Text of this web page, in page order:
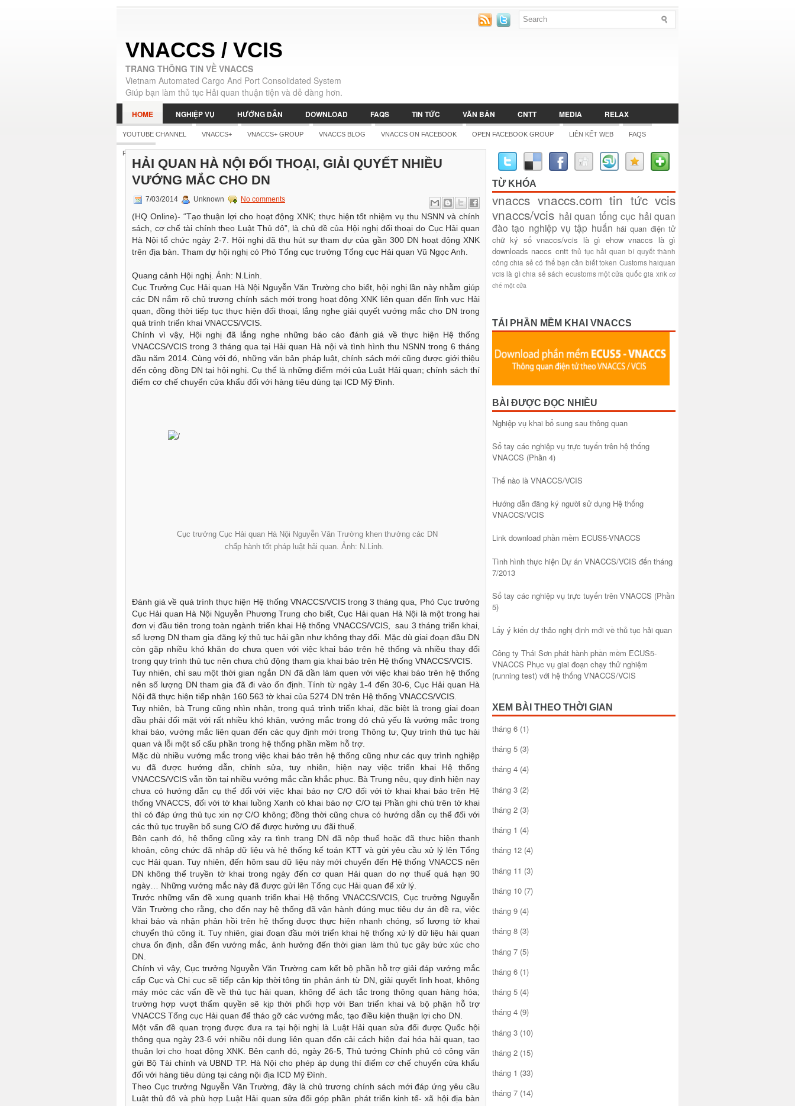
VNACCS / VCIS
TRANG THÔNG TIN VỀ VNACCS
Vietnam Automated Cargo And Port Consolidated System
Giúp bạn làm thủ tục Hải quan thuận tiện và dễ dàng hơn.
HOME NGHIỆP VỤ HƯỚNG DẪN DOWNLOAD FAQS TIN TỨC VĂN BẢN CNTT MEDIA RELAX
|ENGLISH
YOUTUBE CHANNEL VNACCS+ VNACCS+ GROUP VNACCS BLOG VNACCS ON FACEBOOK OPEN FACEBOOK GROUP LIÊN KẾT WEB FAQS
FB PAGE
HẢI QUAN HÀ NỘI ĐỐI THOẠI, GIẢI QUYẾT NHIỀU
VƯỚNG MẮC CHO DN
7/03/2014 Unknown No comments
(HQ Online)- “Tạo thuận lợi cho hoạt động XNK; thực hiện tốt nhiệm vụ thu NSNN và chính
sách, cơ chế tài chính theo Luật Thủ đô”, là chủ đề của Hội nghị đối thoại do Cục Hải quan
Hà Nội tổ chức ngày 2-7. Hội nghị đã thu hút sự tham dự của gần 300 DN hoạt động XNK
trên địa bàn. Tham dự hội nghị có Phó Tổng cục trưởng Tổng cục Hải quan Vũ Ngọc Anh.
Quang cảnh Hội nghị. Ảnh: N.Linh.
Cục Trưởng Cục Hải quan Hà Nội Nguyễn Văn Trường cho biết, hội nghị lần này nhằm giúp
các DN nắm rõ chủ trương chính sách mới trong hoạt động XNK liên quan đến lĩnh vực Hải
quan, đồng thời tiếp tục thực hiện đối thoại, lắng nghe giải quyết vướng mắc cho DN trong
quá trình triển khai VNACCS/VCIS.
Chính vì vậy, Hội nghị đã lắng nghe những báo cáo đánh giá về thực hiện Hệ thống
VNACCS/VCIS trong 3 tháng qua tại Hải quan Hà nội và tình hình thu NSNN trong 6 tháng
đầu năm 2014. Cùng với đó, những văn bản pháp luật, chính sách mới cũng được giới thiệu
đến cộng đồng DN tại hội nghị. Cụ thể là những điểm mới của Luật Hải quan; chính sách thí
điểm cơ chế chuyển cửa khẩu đối với hàng tiêu dùng tại ICD Mỹ Đình.
Cục trưởng Cục Hải quan Hà Nội Nguyễn Văn Trường khen thưởng các DN
chấp hành tốt pháp luật hải quan. Ảnh: N.Linh.
Đánh giá về quá trình thực hiện Hệ thống VNACCS/VCIS trong 3 tháng qua, Phó Cục trưởng
Cục Hải quan Hà Nội Nguyễn Phương Trung cho biết, Cục Hải quan Hà Nội là một trong hai
đơn vị đầu tiên trong toàn ngành triển khai Hệ thống VNACCS/VCIS, sau 3 tháng triển khai,
số lượng DN tham gia đăng ký thủ tục hải gần như không thay đổi. Mặc dù giai đoạn đầu DN
còn gặp nhiều khó khăn do chưa quen với việc khai báo trên hệ thống và nhiều thay đổi
trong quy trình thủ tục nên chưa chủ động tham gia khai báo trên Hệ thống VNACCS/VCIS.
Tuy nhiên, chỉ sau một thời gian ngắn DN đã dần làm quen với việc khai báo trên hệ thống
nên số lượng DN tham gia đã đi vào ổn định. Tính từ ngày 1-4 đến 30-6, Cục Hải quan Hà
Nội đã thực hiện tiếp nhận 160.563 tờ khai của 5274 DN trên Hệ thống VNACCS/VCIS.
Tuy nhiên, bà Trung cũng nhìn nhận, trong quá trình triển khai, đặc biệt là trong giai đoạn
đầu phải đối mặt với rất nhiều khó khăn, vướng mắc trong đó chủ yếu là vướng mắc trong
khai báo, vướng mắc liên quan đến các quy định mới trong Thông tư, Quy trình thủ tục hải
quan và lỗi một số cấu phần trong hệ thống phần mềm hỗ trợ.
Mặc dù nhiều vướng mắc trong việc khai báo trên hệ thống cũng như các quy trình nghiệp
vụ đã được hướng dẫn, chỉnh sửa, tuy nhiên, hiện nay việc triển khai Hệ thống
VNACCS/VCIS vẫn tồn tại nhiều vướng mắc cần khắc phục. Bà Trung nêu, quy định hiện nay
chưa có hướng dẫn cụ thể đối với việc khai báo nợ C/O đối với tờ khai khai báo trên Hệ
thống VNACCS, đối với tờ khai luồng Xanh có khai báo nợ C/O tại Phần ghi chú trên tờ khai
thì có đáp ứng thủ tục xin nợ C/O không; đồng thời cũng chưa có hướng dẫn cụ thể đối với
các thủ tục truyền bổ sung C/O để được hưởng ưu đãi thuế.
Bên cạnh đó, hệ thống cũng xảy ra tình trạng DN đã nộp thuế hoặc đã thực hiện thanh
khoản, công chức đã nhập dữ liệu và hệ thống kế toán KTT và gửi yêu cầu xử lý lên Tổng
cục Hải quan. Tuy nhiên, đến hôm sau dữ liệu này mới chuyển đến Hệ thống VNACCS nên
DN không thể truyền tờ khai trong ngày đến cơ quan Hải quan do nợ thuế quá hạn 90
ngày… Những vướng mắc này đã được gửi lên Tổng cục Hải quan để xử lý.
Trước những vấn đề xung quanh triển khai Hệ thống VNACCS/VCIS, Cục trưởng Nguyễn
Văn Trường cho rằng, cho đến nay hệ thống đã vận hành đúng mục tiêu dự án đề ra, việc
khai báo và nhận phản hồi trên hệ thống được thực hiện nhanh chóng, số lượng tờ khai
chuyển thủ công ít. Tuy nhiên, giai đoạn đầu mới triển khai hệ thống xử lý dữ liệu hải quan
chưa ổn định, dẫn đến vướng mắc, ảnh hưởng đến thời gian làm thủ tục gây bức xúc cho
DN.
Chính vì vậy, Cục trưởng Nguyễn Văn Trường cam kết bộ phần hỗ trợ giải đáp vướng mắc
cấp Cục và Chi cục sẽ tiếp cận kịp thời tông tin phản ánh từ DN, giải quyết linh hoạt, không
máy móc các vấn đề về thủ tục hải quan, không để ách tắc trong thông quan hàng hóa;
trường hợp vượt thẩm quyền sẽ kịp thời phối hợp với Ban triển khai và bộ phận hỗ trợ
VNACCS Tổng cục Hải quan để tháo gỡ các vướng mắc, tạo điều kiện thuận lợi cho DN.
Một vấn đề quan trọng được đưa ra tại hội nghị là Luật Hải quan sửa đổi được Quốc hội
thông qua ngày 23-6 với nhiều nội dung liên quan đến cải cách hiện đại hóa hải quan, tạo
thuận lợi cho hoạt động XNK. Bên cạnh đó, ngày 26-5, Thủ tướng Chính phủ có công văn
gửi Bộ Tài chính và UBND TP. Hà Nội cho phép áp dụng thí điểm cơ chế chuyển cửa khẩu
đối với hàng tiêu dùng tại cảng nội địa ICD Mỹ Đình.
Theo Cục trưởng Nguyễn Văn Trường, đây là chủ trương chính sách mới đáp ứng yêu cầu
Luật thủ đô và phù hợp Luật Hải quan sửa đổi góp phần phát triển kinh tế- xã hội địa bàn
TỪ KHÓA
vnaccs vnaccs.com tin tức vcis
vnaccs/vcis hải quan tổng cục hải quan
đào tạo nghiệp vụ tập huấn hải quan điện tử
chữ ký số vnaccs/vcis là gì ehow vnaccs là gì
downloads naccs cntt thủ tục hải quan bí quyết thành
công chia sẻ có thể bạn cần biết token Customs haiquan
vcis là gì chia sẻ sách ecustoms một cửa quốc gia xnk cơ
chế một cửa
TẢI PHẦN MỀM KHAI VNACCS
BÀI ĐƯỢC ĐỌC NHIỀU
Nghiệp vụ khai bổ sung sau thông quan
Sổ tay các nghiệp vụ trực tuyến trên hệ thống
VNACCS (Phần 4)
Thế nào là VNACCS/VCIS
Hướng dẫn đăng ký người sử dụng Hệ thống
VNACCS/VCIS
Link download phần mềm ECUS5-VNACCS
Tình hình thực hiện Dự án VNACCS/VCIS đến tháng
7/2013
Sổ tay các nghiệp vụ trực tuyến trên VNACCS (Phần
5)
Lấy ý kiến dự thảo nghị định mới về thủ tục hải quan
Công ty Thái Sơn phát hành phần mềm ECUS5-
VNACCS Phục vụ giai đoạn chạy thử nghiệm
(running test) với hệ thống VNACCS/VCIS
XEM BÀI THEO THỜI GIAN
tháng 6 (1)
tháng 5 (3)
tháng 4 (4)
tháng 3 (2)
tháng 2 (3)
tháng 1 (4)
tháng 12 (4)
tháng 11 (3)
tháng 10 (7)
tháng 9 (4)
tháng 8 (3)
tháng 7 (5)
tháng 6 (1)
tháng 5 (4)
tháng 4 (9)
tháng 3 (10)
tháng 2 (15)
tháng 1 (33)
tháng 7 (14)